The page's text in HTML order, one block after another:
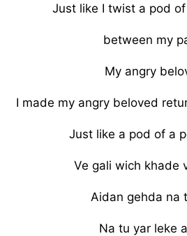
Just like I twist a pod
between my
My angry
I made my angry beloved
Just like a pod of a
Ve gali wich khade
Aidan gehda na
Na tu yar leke